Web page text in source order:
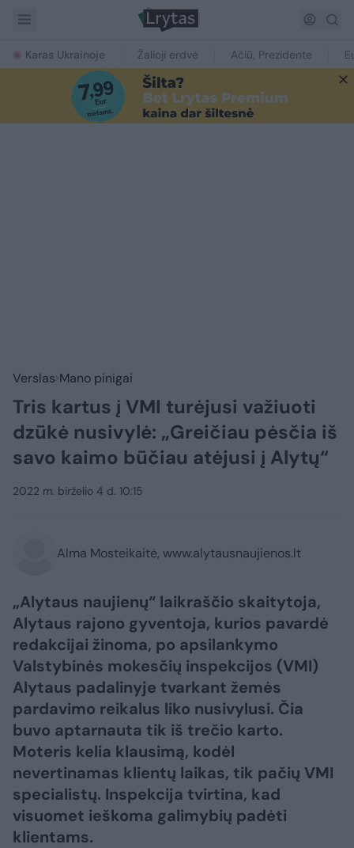
Karas Ukrainoje Žalioji erdvė Ačiū, Prezidente
Verslas Mano pinigai
Tris kartus į VMI turėjusi važiuoti
dzūkė nusivylė: „Greičiau pėsčia iš
savo kaimo būčiau atėjusi į Alytų“
2022 m. birželio 4 d. 10:15
Alma Mosteikaitė, www.alytausnaujienos.lt
„Alytaus naujienų“ laikraščio skaitytoja,
Alytaus rajono gyventoja, kurios pavardė
redakcijai žinoma, po apsilankymo
Valstybinės mokesčių inspekcijos (VMI)
Alytaus padalinyje tvarkant žemės
pardavimo reikalus liko nusivylusi. Čia
buvo aptarnauta tik iš trečio karto.
Moteris kelia klausimą, kodėl
nevertinamas klientų laikas, tik pačių VMI
specialistų. Inspekcija tvirtina, kad
visuomet ieškoma galimybių padėti
klientams.